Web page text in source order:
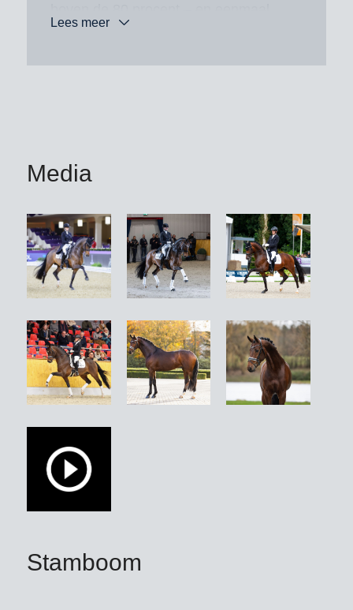
werd hij tweede.
harmonie van de presentatie: 9,0).
het Hannoveraner kampioenschap
(galop: 9,0; draf: 8,8; algemene indruk:
8,5). Als vijfjarige behaalde hij onder
Thomas Sigtenbjerggaard (DEN) in de
finale van het WK Dressuurpaarden in
Ermelo (NED) een elfde plaats met
ruim boven de 80 procent en stond hij
tevens in de finale van het Deens
kampioenschap. Be Sure werd
premiehengst in Hannover en
Denemarken en werd in 2022
uitgeroepen tot Deense
kampioenshengst van de vierjarigen.
Onder Mette Sejbjerg Jensen (DEN)
ontving hij tijdens het Deense
9,4 de hoogste Rittigkeits-beoordeling
en werd hij ook voor zijn perspectief
Lees meer
Media
Stamboom